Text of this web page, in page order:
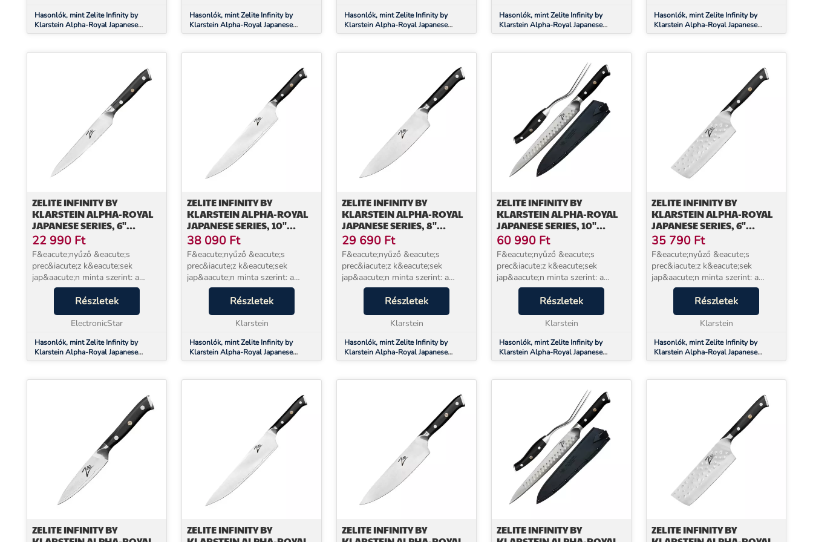
Hasonlók, mint Zelite Infinity by
Klarstein Alpha-Royal Japanese
Series, 8" kenyérvágó kés, 18°
Hasonlók, mint Zelite Infinity by
Klarstein Alpha-Royal Japanese
Series, 4,5" honesuki kés,
Hasonlók, mint Zelite Infinity by
Klarstein Alpha-Royal Japanese
Series, 9" kiritsuke kés, damaszkuszi
Hasonlók, mint Zelite Infinity by
Klarstein Alpha-Royal Japanese
Series, 7" santoku kés, damaszkuszi
Hasonlók, mint Zelite Infinity by
Klarstein Alpha-Royal Japanese
Series, 5,5" univerzális kés, fogazott
ZELITE INFINITY BY
KLARSTEIN ALPHA-ROYAL
JAPANESE SERIES, 6"
UNIVERZÁLIS KÉS,
DAMASZKUSZI ACÉL, 67
RÉTEG
22 990 Ft
F&eacute;nyűző &eacute;s
prec&iacute;z k&eacute;sek
jap&aacute;n minta szerint: a
Zelite Infinity by
Klarstein&nbsp;Alpha-Royal
Japanese k&eacute;zzel csiszolt
k&eacute;sek sorozata
Részletek
ElectronicStar
Hasonlók, mint Zelite Infinity by
Klarstein Alpha-Royal Japanese
Series, 6" univerzális kés,
ZELITE INFINITY BY
KLARSTEIN ALPHA-ROYAL
JAPANESE SERIES, 10"
SZAKÁCSKÉS,
DAMASZKUSZI ACÉL
38 090 Ft
F&eacute;nyűző &eacute;s
prec&iacute;z k&eacute;sek
jap&aacute;n minta szerint: a
Zelite Infinity by
Klarstein&nbsp;Alpha-Royal
Japanese k&eacute;zzel csiszolt
k&eacute;sek sorozata
Részletek
Klarstein
Hasonlók, mint Zelite Infinity by
Klarstein Alpha-Royal Japanese
Series, 10" szakácskés, damaszkuszi
ZELITE INFINITY BY
KLARSTEIN ALPHA-ROYAL
JAPANESE SERIES, 8"
SZAKÁCSKÉS,
DAMASZKUSZI ACÉL
29 690 Ft
F&eacute;nyűző &eacute;s
prec&iacute;z k&eacute;sek
jap&aacute;n minta szerint: a
Zelite Infinity by
Klarstein&nbsp;Alpha-Royal
Japanese k&eacute;zzel csiszolt
k&eacute;sek sorozata
Részletek
Klarstein
Hasonlók, mint Zelite Infinity by
Klarstein Alpha-Royal Japanese
Series, 8" szakácskés, damaszkuszi
ZELITE INFINITY BY
KLARSTEIN ALPHA-ROYAL
JAPANESE SERIES, 10"
TRANCSÍROZÓ ESZKÖZ,
DAMASZKUSZI ACÉL
60 990 Ft
F&eacute;nyűző &eacute;s
prec&iacute;z k&eacute;sek
jap&aacute;n minta szerint: a
Zelite Infinity by
Klarstein&nbsp;Alpha-Royal
Japanese k&eacute;zzel csiszolt
k&eacute;sek sorozata
Részletek
Klarstein
Hasonlók, mint Zelite Infinity by
Klarstein Alpha-Royal Japanese
Series, 10" trancsírozó eszköz,
ZELITE INFINITY BY
KLARSTEIN ALPHA-ROYAL
JAPANESE SERIES, 6"
NAKIRI SZAKÁCSKÉS,
DAMASZKUSZI ACÉL
35 790 Ft
F&eacute;nyűző &eacute;s
prec&iacute;z k&eacute;sek
jap&aacute;n minta szerint: a
Zelite Infinity by
Klarstein&nbsp;Alpha-Royal
Japanese k&eacute;zzel csiszolt
k&eacute;sek sorozata
Részletek
Klarstein
Hasonlók, mint Zelite Infinity by
Klarstein Alpha-Royal Japanese
Series, 6" nakiri szakácskés,
ZELITE INFINITY BY
ZELITE INFINITY BY
ZELITE INFINITY BY
ZELITE INFINITY BY
ZELITE INFINITY BY